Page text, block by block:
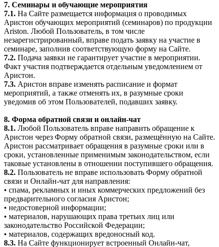
7. Семинары и обучающие мероприятия
7.1. На Сайте размещается информация о проводимых
Аристон обучающих мероприятий (семинаров) по продукции
Ariston. Любой Пользователь, в том числе
незарегистрированный, вправе подать заявку на участие в
семинаре, заполнив соответствующую форму на Сайте.
7.2. Подача заявки не гарантирует участие в мероприятии.
Факт участия подтверждается отдельным уведомлением от
Аристон.
7.3. Аристон вправе изменять расписание и формат
мероприятий, а также отменять их, в разумные сроки
уведомив об этом Пользователей, подавших заявку.
8. Форма обратной связи и онлайн-чат
8.1. Любой Пользователь вправе направить обращение к
Аристон через Форму обратной связи, размещённую на Сайте.
Аристон рассматривает обращения в разумные сроки или в
сроки, установленные применимым законодательством, если
таковые установлены в отношении поступившего обращения.
8.2. Пользователь не вправе использовать Форму обратной
связи и Онлайн-чат для направления:
• спама, рекламных и иных коммерческих предложений без
предварительного согласия Аристон;
• недостоверной информации;
• материалов, нарушающих права третьих лиц или
законодательство Российской Федерации;
• материалов, содержащих вредоносный код.
8.3. На Сайте функционирует встроенный Онлайн-чат,